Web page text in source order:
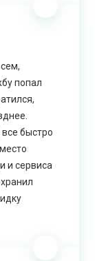
попал
быстро
и сервиса